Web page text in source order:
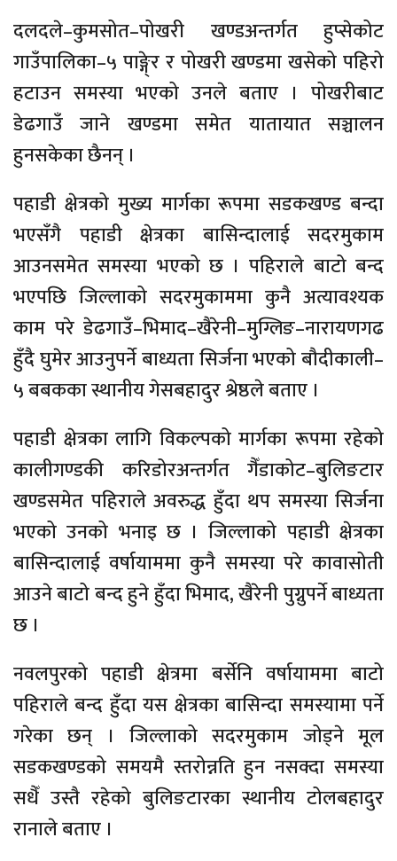
दलदले–कुमसोत–पोखरी खण्डअन्तर्गत हुप्सेकोट
गाउँपालिका–५ पाङ्गे्र र पोखरी खण्डमा खसेको पहिरो
हटाउन समस्या भएको उनले बताए । पोखरीबाट
डेढगाउँ जाने खण्डमा समेत यातायात सञ्चालन
हुनसकेका छैनन् ।
पहाडी क्षेत्रको मुख्य मार्गका रूपमा सडकखण्ड बन्दा
भएसँगै पहाडी क्षेत्रका बासिन्दालाई सदरमुकाम
आउनसमेत समस्या भएको छ । पहिराले बाटो बन्द
भएपछि जिल्लाको सदरमुकाममा कुनै अत्यावश्यक
काम परे डेढगाउँ–भिमाद–खैरेनी–मुग्लिङ–नारायणगढ
हुँदै घुमेर आउनुपर्ने बाध्यता सिर्जना भएको बौदीकाली–
५ बबकका स्थानीय गेसबहादुर श्रेष्ठले बताए ।
पहाडी क्षेत्रका लागि विकल्पको मार्गका रूपमा रहेको
कालीगण्डकी करिडोरअन्तर्गत गैँडाकोट–बुलिङटार
खण्डसमेत पहिराले अवरुद्ध हुँदा थप समस्या सिर्जना
भएको उनको भनाइ छ । जिल्लाको पहाडी क्षेत्रका
बासिन्दालाई वर्षायाममा कुनै समस्या परे कावासोती
आउने बाटो बन्द हुने हुँदा भिमाद, खैरेनी पुग्नुपर्ने बाध्यता
छ ।
नवलपुरको पहाडी क्षेत्रमा बर्सेनि वर्षायाममा बाटो
पहिराले बन्द हुँदा यस क्षेत्रका बासिन्दा समस्यामा पर्ने
गरेका छन् । जिल्लाको सदरमुकाम जोड्ने मूल
सडकखण्डको समयमै स्तरोन्नति हुन नसक्दा समस्या
सधैँ उस्तै रहेको बुलिङटारका स्थानीय टोलबहादुर
रानाले बताए ।